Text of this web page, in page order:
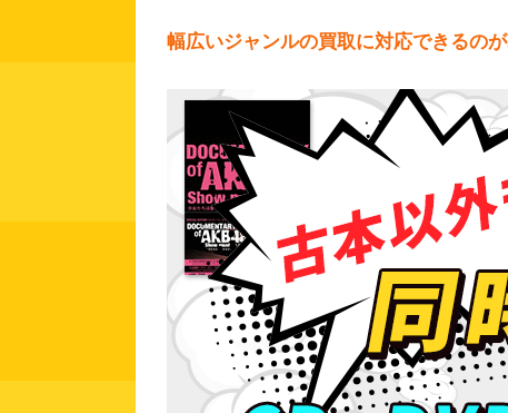
幅広いジャンルの買取に対応できるの